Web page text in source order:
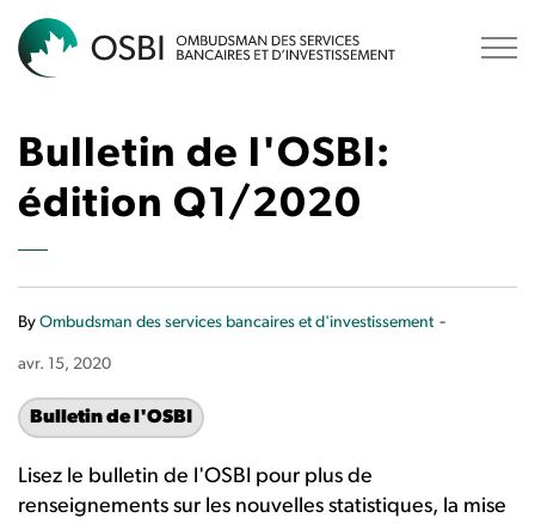
Bulletin de l'OSBI:
édition Q1/2020
By Ombudsman des services bancaires et d'investissement -
avr. 15, 2020
Bulletin de l'OSBI
Lisez le bulletin de l'OSBI pour plus de
renseignements sur les nouvelles statistiques, la mise